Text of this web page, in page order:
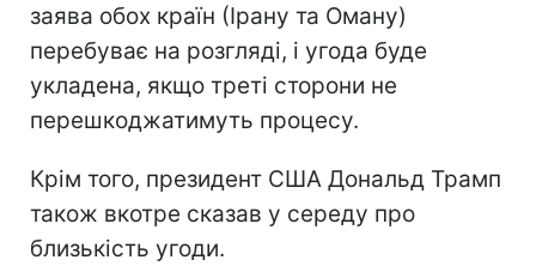
заява обох країн (Ірану та Оману)
перебуває на розгляді, і угода буде
укладена, якщо треті сторони не
перешкоджатимуть процесу.
Крім того, президент США Дональд Трамп
також вкотре сказав у середу про
близькість угоди.